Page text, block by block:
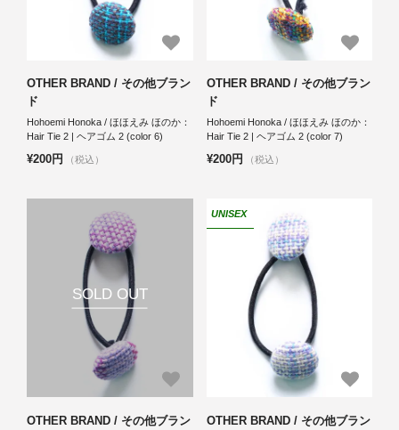
OTHER BRAND / その他ブラン
ド
Hohoemi Honoka / ほほえみ ほのか：
Hair Tie 2 | ヘアゴム 2 (color 6)
¥200円 （税込）
OTHER BRAND / その他ブラン
ド
Hohoemi Honoka / ほほえみ ほのか：
Hair Tie 2 | ヘアゴム 2 (color 7)
¥200円 （税込）
SOLD OUT
OTHER BRAND / その他ブラン
UNISEX
OTHER BRAND / その他ブラン